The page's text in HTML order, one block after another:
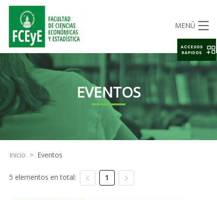
MENÚ
EVENTOS
Inicio > Eventos
5 elementos en total: 1
ACCESOS
RAPIDOS